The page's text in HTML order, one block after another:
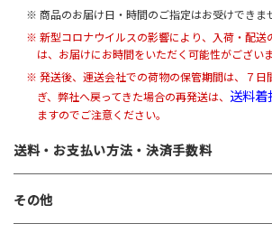
※ 商品のお届け日・時間のご指定はお受けできま
※ 新型コロナウイルスの影響により、入荷・配送
は、お届けにお時間をいただく可能性がございま
※ 発送後、運送会社での荷物の保管期間は、７日
ぎ、弊社へ戻ってきた場合の再発送は、 送料着
ますのでご注意ください。
送料・お支払い方法・決済手数料
その他